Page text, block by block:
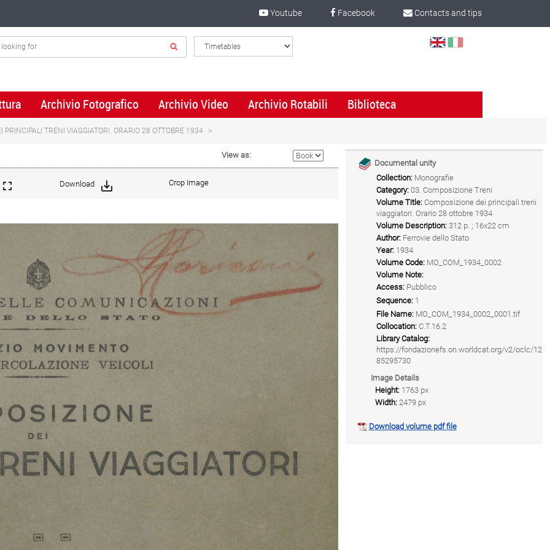
Contacts and tips
Facebook
Youtube
Select
Archivio Fotografico Archivio Video Archivio Rotabili Biblioteca
PRINCIPALI TRENI VIAGGIATORI. ORARIO 28 OTTOBRE 1934
View as:
Download Crop Image
Documental unity
Collection: Monografie
Category: 03. Composizione Treni
Volume Title: Composizione dei principali treni
viaggiatori. Orario 28 ottobre 1934
Volume Description: 312 p. ; 16x22 cm
Author: Ferrovie dello Stato
Year: 1934
Volume Code: MO_COM_1934_0002
Volume Note:
Access: Pubblico
Sequence: 1
File Name: MO_COM_1934_0002_0001.tif
Collocation: C.T.16.2
Library Catalog:
https://fondazionefs.on.worldcat.org/v2/oclc/12
85295730
Image Details
Height: 1763 px
Width: 2479 px
Download volume pdf file